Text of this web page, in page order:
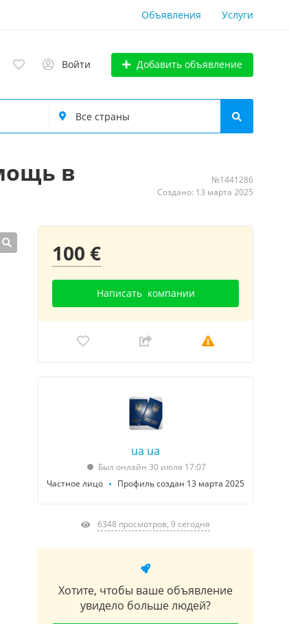
Объявления Услуги
Войти Добавить объявление
в
№1441286
Создано: 13 марта 2025
100 €
Написать компании
ua ua
Был онлайн 30 июля 17:07
Частное лицо
Профиль создан 13 марта 2025
6348 просмотров, 9 сегодня
Хотите, чтобы ваше объявление
увидело больше людей?